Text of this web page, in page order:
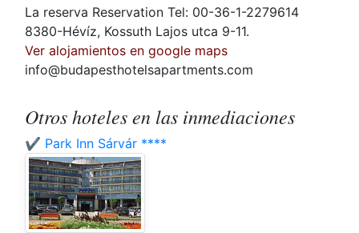
La reserva Reservation Tel: 00-36-1-2279614
8380-Hévíz, Kossuth Lajos utca 9-11.
Ver alojamientos en google maps
info@budapesthotelsapartments.com
Otros hoteles en las inmediaciones
✔️ Park Inn Sárvár ****